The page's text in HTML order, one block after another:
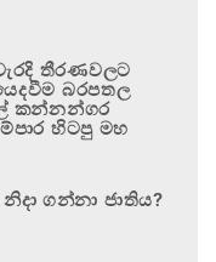
තීරණවලට
බරපතල
කන්නන්ගර
හිටපු මහ
ගන්නා ජාතිය?